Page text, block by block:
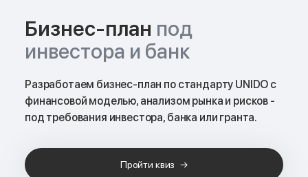
Бизнес-план под
инвестора и банк
Разработаем бизнес-план по стандарту UNIDO с
финансовой моделью, анализом рынка и рисков -
под требования инвестора, банка или гранта.
Пройти квиз →